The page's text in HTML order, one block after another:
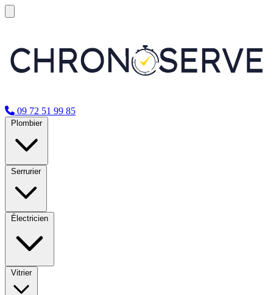
09 72 51 99 85
Plombier
Serrurier
Électricien
Vitrier